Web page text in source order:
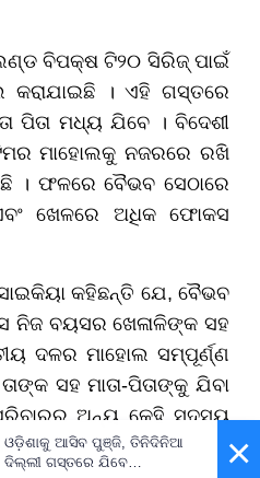
ବିପକ୍ଷ ଟି୨୦ ସିରିଜ୍ ପାଇଁ
। ଏହି ଗସ୍ତରେ
ପିତା ମଧ୍ୟ ଯିବେ । ବିଦେଶୀ
ମାହୋଲକୁ ନଜରରେ ରଖି
ଫଳରେ ବୈଭବ ସେଠାରେ
ଖେଳରେ ଅଧିକ ଫୋକସ
କହିଛନ୍ତି ଯେ, ବୈଭବ
ନିଜ ବୟସର ଖେଳାଳିଙ୍କ ସହ
ଦଳର ମାହୋଲ ସମ୍ପୂର୍ଣ୍ଣ
ସହ ମାତା-ପିତାଙ୍କୁ ଯିବା
ଅନ୍ୟ କେହି ସଦସ୍ୟ
।
×
ଓଡ଼ିଶାକୁ ଆସିବ ପୁଞ୍ଜି, ତିନିଦିନିଆ
ଦିଲ୍ଲୀ ଗସ୍ତରେ ଯିବେ